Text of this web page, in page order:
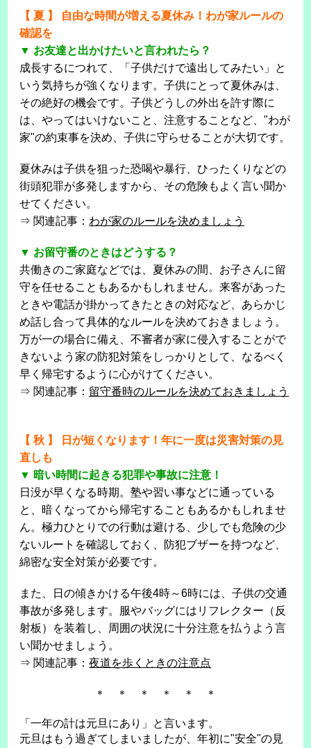
【 夏 】 自由な時間が増える夏休み！わが家ルールの
確認を
▼ お友達と出かけたいと言われたら？
成長するにつれて、「子供だけで遠出してみたい」と
いう気持ちが強くなります。子供にとって夏休みは、
その絶好の機会です。子供どうしの外出を許す際に
は、やってはいけないこと、注意することなど、"わが
家"の約束事を決め、子供に守らせることが大切です。
夏休みは子供を狙った恐喝や暴行、ひったくりなどの
街頭犯罪が多発しますから、その危険もよく言い聞か
せてください。
⇒ 関連記事：わが家のルールを決めましょう
▼ お留守番のときはどうする？
共働きのご家庭などでは、夏休みの間、お子さんに留
守を任せることもあるかもしれません。来客があった
ときや電話が掛かってきたときの対応など、あらかじ
め話し合って具体的なルールを決めておきましょう。
万が一の場合に備え、不審者が家に侵入することがで
きないよう家の防犯対策をしっかりとして、なるべく
早く帰宅するように心がけてください。
⇒ 関連記事： 留守番時のルールを決めておきましょう
【 秋 】 日が短くなります！年に一度は災害対策の見
直しも
▼ 暗い時間に起きる犯罪や事故に注意！
日没が早くなる時期。塾や習い事などに通っている
と、暗くなってから帰宅することもあるかもしれませ
ん。極力ひとりでの行動は避ける、少しでも危険の少
ないルートを確認しておく、防犯ブザーを持つなど、
綿密な安全対策が必要です。
また、日の傾きかける午後4時～6時には、子供の交通
事故が多発します。服やバッグにはリフレクター（反
射板）を装着し、周囲の状況に十分注意を払うよう言
い聞かせましょう。
⇒ 関連記事：夜道を歩くときの注意点
＊ ＊ ＊ ＊ ＊ ＊
「一年の計は元旦にあり」と言います。
元旦はもう過ぎてしまいましたが、年初に"安全"の見